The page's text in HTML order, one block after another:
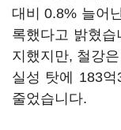
대비 0.8% 늘어
록했다고 밝혔
지했지만, 철강
실성 탓에 183
줄었습니다.